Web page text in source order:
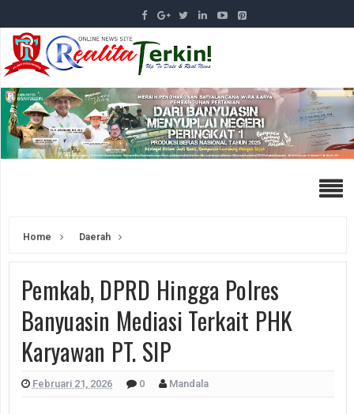
Home Daerah
Pemkab, DPRD Hingga Polres
Banyuasin Mediasi Terkait PHK
Karyawan PT. SIP ‎
Februari 21, 2026 0 Mandala